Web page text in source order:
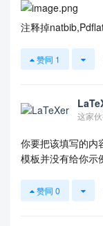
注释掉
赞同 1
这家
你要把该填写的内
模板并没有给你示
赞同 0